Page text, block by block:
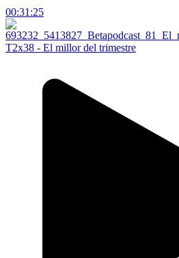
00:31:25
T2x38 - El millor del trimestre